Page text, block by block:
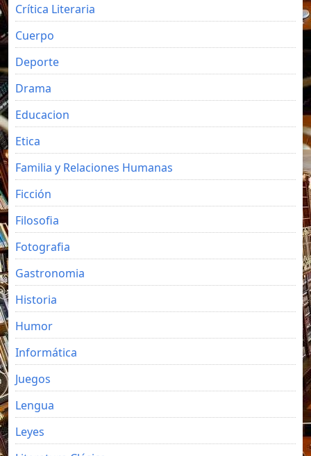
Crítica Literaria
Cuerpo
Deporte
Drama
Educacion
Etica
Familia y Relaciones Humanas
Ficción
Filosofia
Fotografia
Gastronomia
Historia
Humor
Informática
Juegos
Lengua
Leyes